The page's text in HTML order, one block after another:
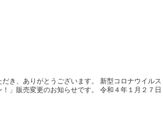
き、ありがとうございます。 新型コロナウイルス
」販売変更のお知らせです。 令和４年１月２７日